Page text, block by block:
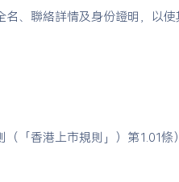
、聯絡詳情及身份證明，以使
「香港上市規則」）第1.01條